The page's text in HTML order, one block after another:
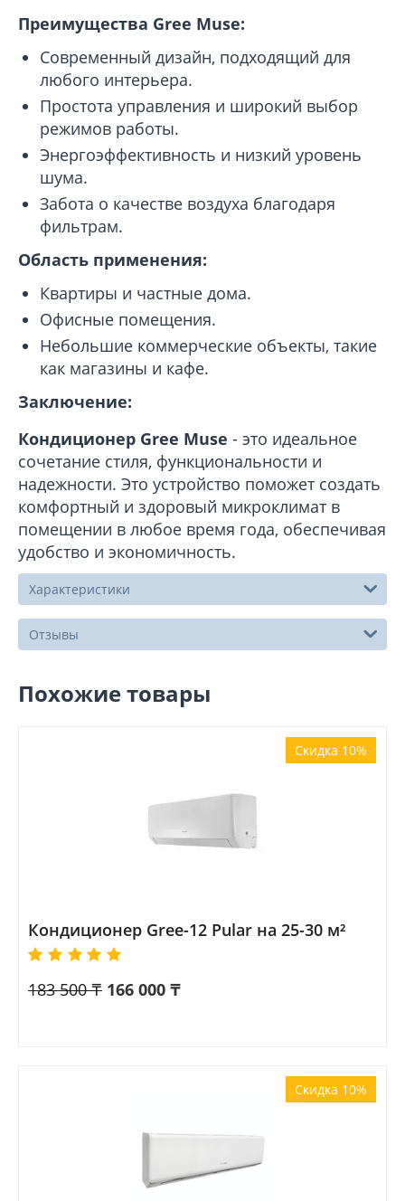
Преимущества Gree Muse:
Современный дизайн, подходящий для
любого интерьера.
Простота управления и широкий выбор
режимов работы.
Энергоэффективность и низкий уровень
шума.
Забота о качестве воздуха благодаря
фильтрам.
Область применения:
Квартиры и частные дома.
Офисные помещения.
Небольшие коммерческие объекты, такие
как магазины и кафе.
Заключение:
Кондиционер Gree Muse - это идеальное
сочетание стиля, функциональности и
надежности. Это устройство поможет создать
комфортный и здоровый микроклимат в
помещении в любое время года, обеспечивая
удобство и экономичность.
Характеристики
Отзывы
Похожие товары
Скидка 10%
Кондиционер Gree-12 Pular на 25-30 м²
183 500 ₸ 166 000 ₸
Скидка 10%